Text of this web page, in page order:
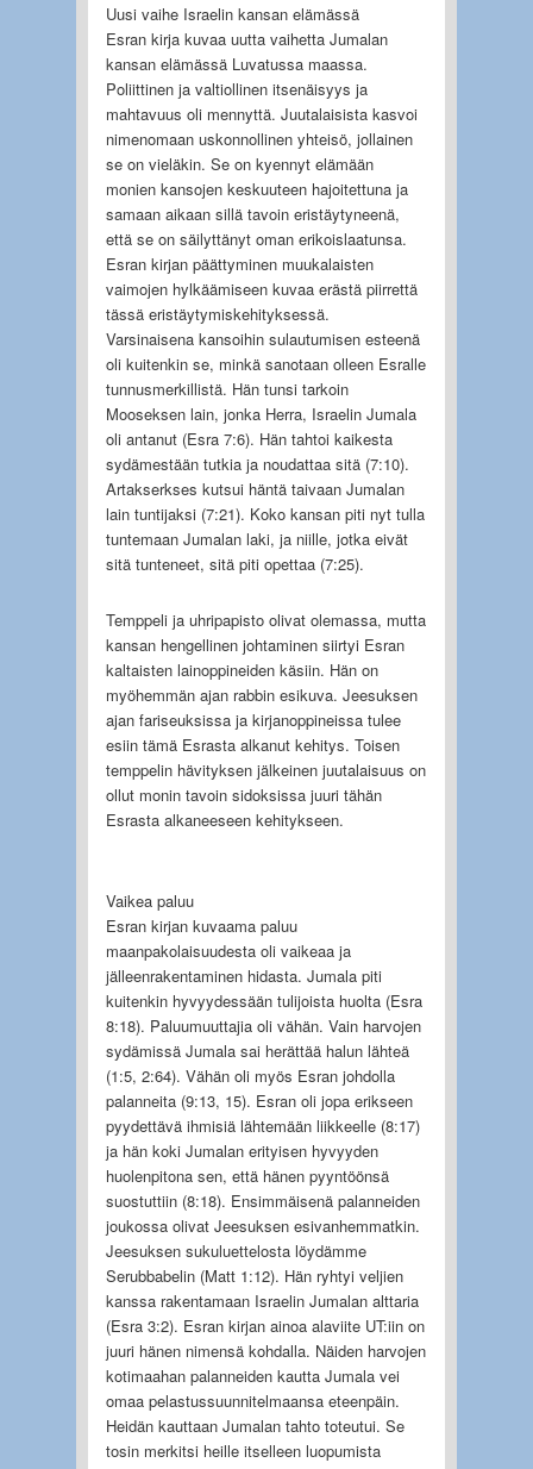
Uusi vaihe Israelin kansan elämässä
Esran kirja kuvaa uutta vaihetta Jumalan
kansan elämässä Luvatussa maassa.
Poliittinen ja valtiollinen itsenäisyys ja
mahtavuus oli mennyttä. Juutalaisista kasvoi
nimenomaan uskonnollinen yhteisö, jollainen
se on vieläkin. Se on kyennyt elämään
monien kansojen keskuuteen hajoitettuna ja
samaan aikaan sillä tavoin eristäytyneenä,
että se on säilyttänyt oman erikoislaatunsa.
Esran kirjan päättyminen muukalaisten
vaimojen hylkäämiseen kuvaa erästä piirrettä
tässä eristäytymiskehityksessä.
Varsinaisena kansoihin sulautumisen esteenä
oli kuitenkin se, minkä sanotaan olleen Esralle
tunnusmerkillistä. Hän tunsi tarkoin
Mooseksen lain, jonka Herra, Israelin Jumala
oli antanut (Esra 7:6). Hän tahtoi kaikesta
sydämestään tutkia ja noudattaa sitä (7:10).
Artakserkses kutsui häntä taivaan Jumalan
lain tuntijaksi (7:21). Koko kansan piti nyt tulla
tuntemaan Jumalan laki, ja niille, jotka eivät
sitä tunteneet, sitä piti opettaa (7:25).
Temppeli ja uhripapisto olivat olemassa, mutta
kansan hengellinen johtaminen siirtyi Esran
kaltaisten lainoppineiden käsiin. Hän on
myöhemmän ajan rabbin esikuva. Jeesuksen
ajan fariseuksissa ja kirjanoppineissa tulee
esiin tämä Esrasta alkanut kehitys. Toisen
temppelin hävityksen jälkeinen juutalaisuus on
ollut monin tavoin sidoksissa juuri tähän
Esrasta alkaneeseen kehitykseen.
Vaikea paluu
Esran kirjan kuvaama paluu
maanpakolaisuudesta oli vaikeaa ja
jälleenrakentaminen hidasta. Jumala piti
kuitenkin hyvyydessään tulijoista huolta (Esra
8:18). Paluumuuttajia oli vähän. Vain harvojen
sydämissä Jumala sai herättää halun lähteä
(1:5, 2:64). Vähän oli myös Esran johdolla
palanneita (9:13, 15). Esran oli jopa erikseen
pyydettävä ihmisiä lähtemään liikkeelle (8:17)
ja hän koki Jumalan erityisen hyvyyden
huolenpitona sen, että hänen pyyntöönsä
suostuttiin (8:18). Ensimmäisenä palanneiden
joukossa olivat Jeesuksen esivanhemmatkin.
Jeesuksen sukuluettelosta löydämme
Serubbabelin (Matt 1:12). Hän ryhtyi veljien
kanssa rakentamaan Israelin Jumalan alttaria
(Esra 3:2). Esran kirjan ainoa alaviite UT:iin on
juuri hänen nimensä kohdalla. Näiden harvojen
kotimaahan palanneiden kautta Jumala vei
omaa pelastussuunnitelmaansa eteenpäin.
Heidän kauttaan Jumalan tahto toteutui. Se
tosin merkitsi heille itselleen luopumista